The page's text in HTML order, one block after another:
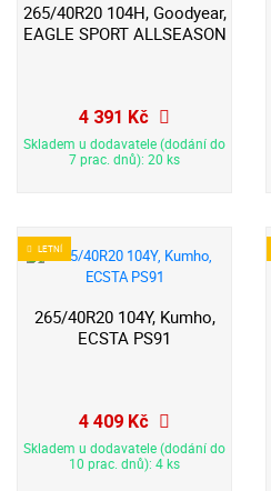
265/40R20 104H, Goodyear,
EAGLE SPORT ALLSEASON
4 391 Kč
Skladem u dodavatele (dodání do
7 prac. dnů): 20 ks
LETNÍ
265/40R20 104Y, Kumho,
ECSTA PS91
4 409 Kč
Skladem u dodavatele (dodání do
10 prac. dnů): 4 ks